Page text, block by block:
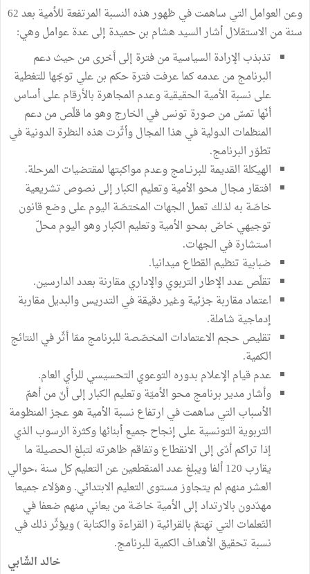
وعن العوامل التي ساهمت في ظهور هذه النسبة المرتفعة للأمية بعد 62
سنة من الاستقلال أشار السيد هشام بن حميدة إلى عدة عوامل وهي:
تذبذب الإرادة السياسية من فترة إلى أخرى من حيث دعم
البرنامج من عدمه كما عرفت فترة حكم بن علي توجّها للتغطية
على نسبة الأمية الحقيقية وعدم المجاهرة بالأرقام على أساس
أنّها تمسّ من صورة تونس في الخارج وهو ما قلّص من دعم
المنظمات الدولية في هذا المجال وأثّرت هذه النظرة الدونية في
تطوّر البرنامج.
الهيكلة القديمة للبرنــامج وعدم مواكبتها لمقتضيات المرحلة.
افتقار مجال محو الأمية وتعليم الكبار إلى نصوص تشريعية
خاصّة به لذلك تعمل الجهات المختصّة اليوم على وضع قانون
توجيهي خاصّ بمحو الأمية وتعليم الكبار وهو اليوم محلّ
استشارة في الجهات.
ضبابية تنظيم القطاع ميدانيا.
تقلّص عدد الإطار التربوي والإداري مقارنة بعدد الدارسين.
اعتماد مقاربة جزئية وغير دقيقة في التدريس والبديل مقاربة
إدماجية شاملة.
تقليص حجم الاعتمادات المخصّصة للبرنامج ممّا أثّر في النتائج
الكمية.
عدم قيام الإعلام بدوره التوعوي التحسيسي للرأي العام.
وأشار مدير برنامج محو الأميّة وتعليم الكبار إلى أنّ من أهمّ
الأسباب التي ساهمت في ارتفاع نسبة الأمية هو عجز المنظومة
التربوية التونسية على إنجاح جميع أبنائها وكثرة الرسوب الذي
إذا تراكم أدّى إلى الانقطاع وتفاقم ظاهرته لتبلغ الحصيلة ما
يقارب 120 ألفا ويبلغ عدد المنقطعين عن التعليم كل سنة ،حوالي
العشر منهم لم يتجاوز مستوى التعليم الابتدائي. وهؤلاء جميعا
مهدّدون بالارتداد إلى الأمية خاصّة من يعاني منهم ضعفا في
التّعلمات التي تهتمّ بالقرائية ( القراءة والكتابة ) ويؤثّر ذلك في
نسبة تحقيق الأهداف الكمية للبرنامج.
خالد الشّابي